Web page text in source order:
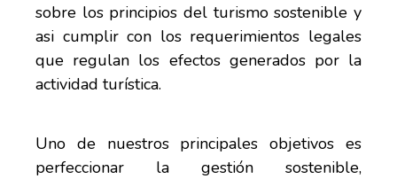
sobre los principios del turismo sostenible y
asi cumplir con los requerimientos legales
que regulan los efectos generados por la
actividad turística.
Uno de nuestros principales objetivos es
perfeccionar la gestión sostenible,